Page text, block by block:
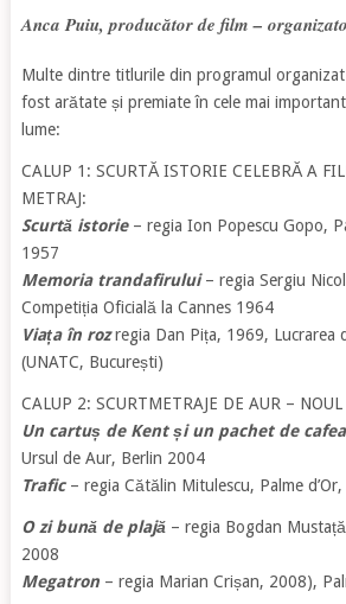
Anca Puiu, producător de film –
Multe dintre titlurile din programul
fost arătate și premiate în cele mai
lume:
CALUP 1: SCURTĂ ISTORIE CELEBRĂ A
METRAJ:
Scurtă istorie– regia Ion Popescu Gopo,
1957
Memoria trandafirului– regia Sergiu
Competiția Oficială la Cannes 1964
Viața în rozregia Dan Pița, 1969, Lucrarea
(UNATC, București)
CALUP 2: SCURTMETRAJE DE AUR –
Un cartuș de Kent și un pachet de cafea
Ursul de Aur, Berlin 2004
Trafic– regia Cătălin Mitulescu, Palme
O zi bună de plajă– regia Bogdan
2008
Megatron– regia Marian Crișan, 2008),